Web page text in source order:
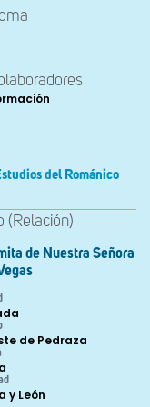
del Románico
(Relación)
de Nuestra Señora
de Pedraza
y León